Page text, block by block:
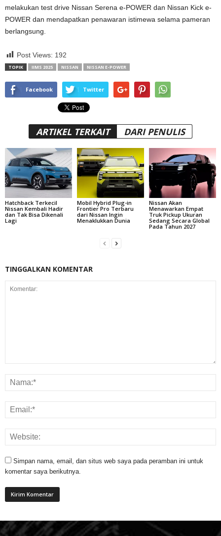
melakukan test drive Nissan Serena e-POWER dan Nissan Kick e-
POWER dan mendapatkan penawaran istimewa selama pameran
berlangsung.
Post Views: 192
TOPIK IIMS 2025 NISSAN NISSAN E-POWER
Facebook Twitter
ARTIKEL TERKAIT DARI PENULIS
Hatchback Terkecil
Nissan Kembali Hadir
dan Tak Bisa Dikenali
Lagi
Mobil Hybrid Plug-in
Frontier Pro Terbaru
dari Nissan Ingin
Menaklukkan Dunia
Nissan Akan
Menawarkan Empat
Truk Pickup Ukuran
Sedang Secara Global
Pada Tahun 2027
TINGGALKAN KOMENTAR
Simpan nama, email, dan situs web saya pada peramban ini untuk
komentar saya berikutnya.